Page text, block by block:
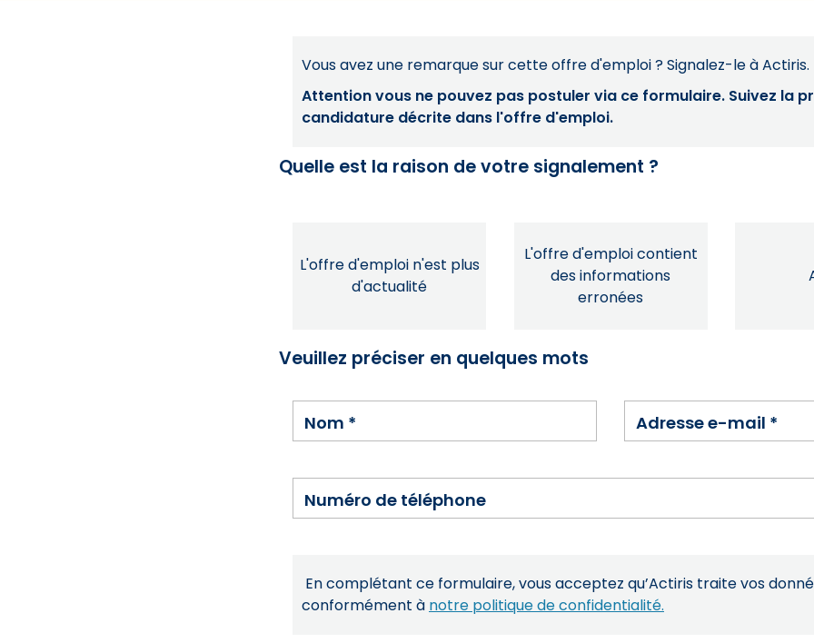
Vous avez une remarque sur cette offre d'emploi ? Signalez-le à Actiris.
Attention vous ne pouvez pas postuler via ce formulaire. Suivez la
candidature décrite dans l'offre d'emploi.
Quelle est la raison de votre signalement ?
L'offre d'emploi n'est plus
d'actualité
L'offre d'emploi contient
des informations
erronées
Veuillez préciser en quelques mots
Nom * Adresse e-mail *
Numéro de téléphone
En complétant ce formulaire, vous acceptez qu’Actiris traite vos
conformément à notre politique de confidentialité.